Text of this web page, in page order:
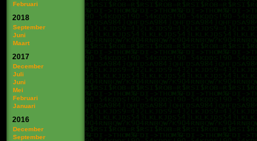
Februari
2018
September
Juni
Maart
2017
December
Juli
Juni
Mei
Februari
Januari
2016
December
September